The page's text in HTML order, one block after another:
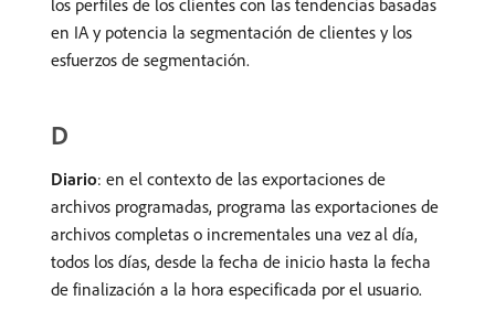
los perfiles de los clientes con las tendencias basadas
en IA y potencia la segmentación de clientes y los
esfuerzos de segmentación.
D
Diario: en el contexto de las exportaciones de
archivos programadas, programa las exportaciones de
archivos completas o incrementales una vez al día,
todos los días, desde la fecha de inicio hasta la fecha
de finalización a la hora especificada por el usuario.